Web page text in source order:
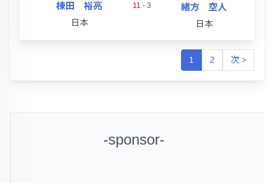
棟田 裕亮
日本
11 - 3 緒方 空人
日本
1 2 次 >
-sponsor-